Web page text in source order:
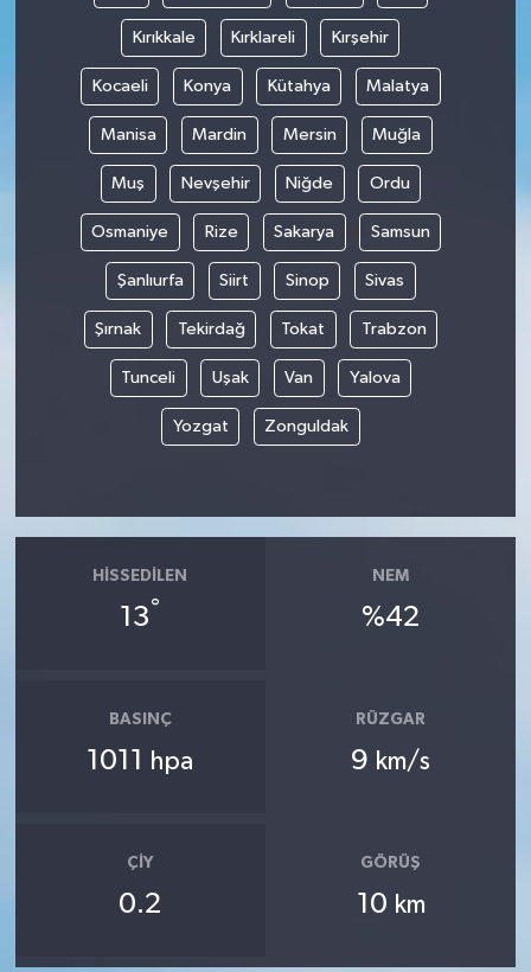
Kırıkkale Kırklareli Kırşehir
Kocaeli Konya Kütahya Malatya
Manisa Mardin Mersin Muğla
Muş Nevşehir Niğde Ordu
Osmaniye Rize Sakarya Samsun
Şanlıurfa Siirt Sinop Sivas
Şırnak Tekirdağ Tokat Trabzon
Tunceli Uşak Van Yalova
Yozgat Zonguldak
HISSEDILEN
13°
NEM
%42
BASINÇ
1011 hpa
RÜZGAR
9 km/s
ÇIY
0.2
GÖRÜŞ
10 km